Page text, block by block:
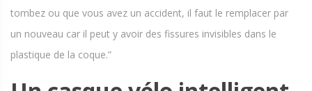
tombez ou que vous avez un accident, il faut le remplacer par
un nouveau car il peut y avoir des fissures invisibles dans le
plastique de la coque.”